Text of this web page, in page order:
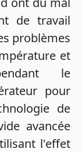
de travail
problèmes
et
le
pour
de
avancée
l'effet